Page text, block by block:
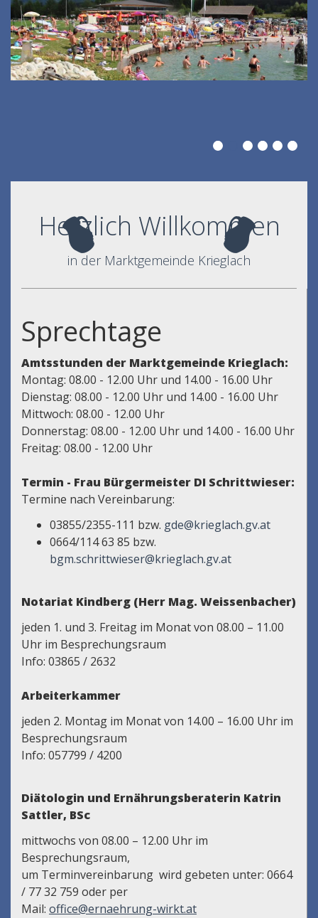
Herzlich Willkommen
in der Marktgemeinde Krieglach
Sprechtage
Amtsstunden der Marktgemeinde Krieglach:
Montag: 08.00 - 12.00 Uhr und 14.00 - 16.00 Uhr
Dienstag: 08.00 - 12.00 Uhr und 14.00 - 16.00 Uhr
Mittwoch: 08.00 - 12.00 Uhr
Donnerstag: 08.00 - 12.00 Uhr und 14.00 - 16.00 Uhr
Freitag: 08.00 - 12.00 Uhr
Termin - Frau Bürgermeister DI Schrittwieser:
Termine nach Vereinbarung:
03855/2355-111 bzw. gde@krieglach.gv.at
0664/114 63 85 bzw.
bgm.schrittwieser@krieglach.gv.at
Notariat Kindberg (Herr Mag. Weissenbacher)
jeden 1. und 3. Freitag im Monat von 08.00 – 11.00
Uhr im Besprechungsraum
Info: 03865 / 2632
Arbeiterkammer
jeden 2. Montag im Monat von 14.00 – 16.00 Uhr im
Besprechungsraum
Info: 057799 / 4200
Diätologin und Ernährungsberaterin Katrin
Sattler, BSc
mittwochs von 08.00 – 12.00 Uhr im
Besprechungsraum,
um Terminvereinbarung wird gebeten unter: 0664
/ 77 32 759 oder per
Mail: office@ernaehrung-wirkt.at